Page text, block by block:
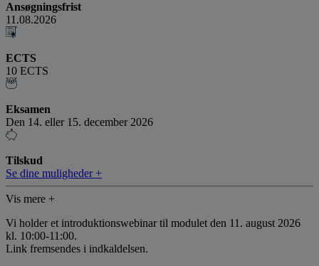
Ansøgningsfrist
11.08.2026
ECTS
10 ECTS
Eksamen
Den 14. eller 15. december 2026
Tilskud
Se dine muligheder +
Vis mere +
Vi holder et introduktionswebinar til modulet den 11. august 2026
kl. 10:00-11:00.
Link fremsendes i indkaldelsen.